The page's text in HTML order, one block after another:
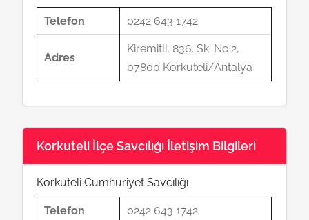
Telefon 0242 643 1742
Adres
Kiremitli, 836. Sk. No:2,
07800 Korkuteli/Antalya
Korkuteli İlçe Savcılığı İletişim Bilgileri
Korkuteli Cumhuriyet Savcılığı
Telefon 0242 643 1742